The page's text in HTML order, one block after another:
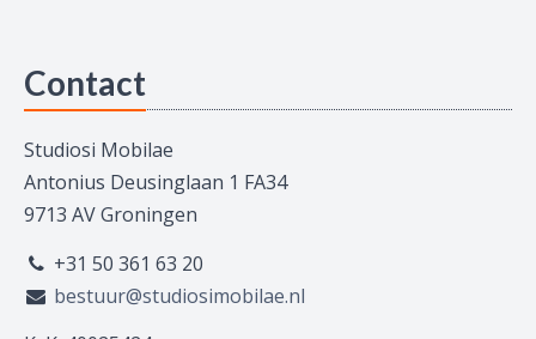
Contact
Studiosi Mobilae
Antonius Deusinglaan 1 FA34
9713 AV Groningen
+31 50 361 63 20
bestuur@studiosimobilae.nl